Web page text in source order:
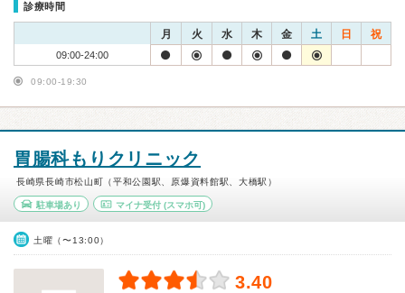
診療時間
月 火 水 木 金 土 日 祝
09:00-24:00
09:00-19:30
胃腸科もりクリニック
長崎県長崎市松山町（平和公園駅、原爆資料館駅、大橋駅）
駐車場あり マイナ受付(スマホ可)
土曜（〜13:00）
3.40